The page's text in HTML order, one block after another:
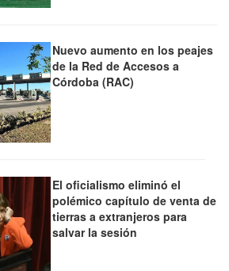
Nuevo aumento en los peajes
de la Red de Accesos a
Córdoba (RAC)
El oficialismo eliminó el
polémico capítulo de venta de
tierras a extranjeros para
salvar la sesión